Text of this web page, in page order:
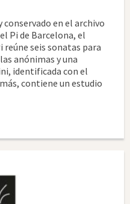
conservado en el archivo
Pi de Barcelona, el
seis sonatas para
anónimas y una
identificada con el
contiene un estudio